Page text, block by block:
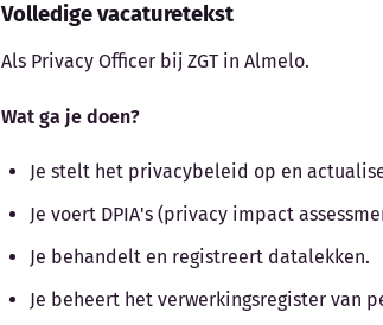
Volledige vacaturetekst
Als Privacy Officer bij ZGT in Almelo.
Wat ga je doen?
Je stelt het privacybeleid op en
Je voert DPIA's (privacy impact
Je behandelt en registreert datalekken.
Je beheert het verwerkingsregister van